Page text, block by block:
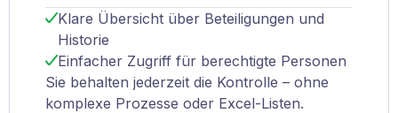
Klare Übersicht über Beteiligungen und
Historie
Einfacher Zugriff für berechtigte Personen
Sie behalten jederzeit die Kontrolle – ohne
komplexe Prozesse oder Excel-Listen.